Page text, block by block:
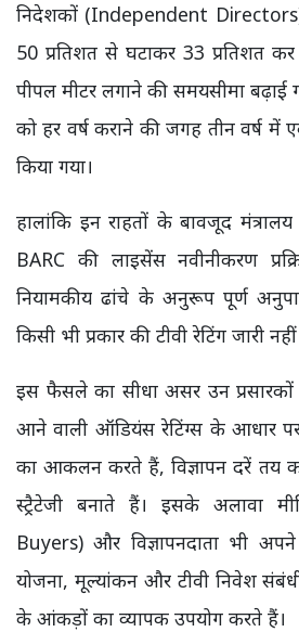
निदेशकों (Independent Directors)
50 प्रतिशत से घटाकर 33 प्रतिशत
पीपल मीटर लगाने की समयसीमा बढ़ाई
को हर वर्ष कराने की जगह तीन वर्ष में
किया गया।
हालांकि इन राहतों के बावजूद
BARC की लाइसेंस नवीनीकरण
नियामकीय ढांचे के अनुरूप पूर्ण
किसी भी प्रकार की टीवी रेटिंग जारी
इस फैसले का सीधा असर उन प्रसारकों
आने वाली ऑडियंस रेटिंग्स के आधार
का आकलन करते हैं, विज्ञापन दरें तय
स्ट्रैटेजी बनाते हैं। इसके अलावा
Buyers) और विज्ञापनदाता भी अपने
योजना, मूल्यांकन और टीवी निवेश
के आंकड़ों का व्यापक उपयोग करते हैं।